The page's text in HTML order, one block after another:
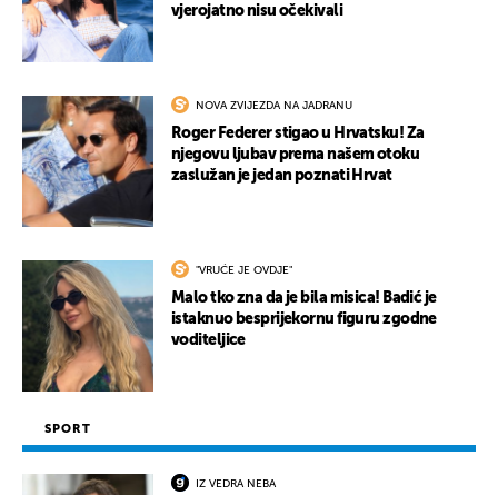
vjerojatno nisu očekivali
NOVA ZVIJEZDA NA JADRANU
Roger Federer stigao u Hrvatsku! Za
njegovu ljubav prema našem otoku
zaslužan je jedan poznati Hrvat
"VRUĆE JE OVDJE"
Malo tko zna da je bila misica! Badić je
istaknuo besprijekornu figuru zgodne
voditeljice
SPORT
IZ VEDRA NEBA